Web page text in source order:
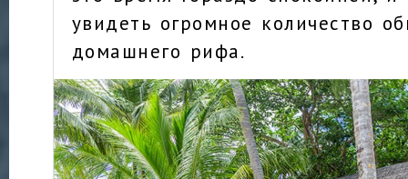
увидеть огромное количество
домашнего рифа.